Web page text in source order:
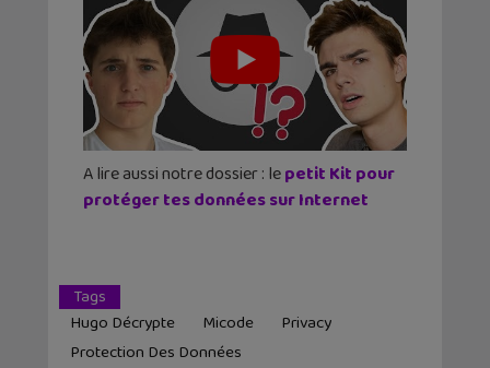
A lire aussi notre dossier : lepetit Kit pour
protéger tes données sur Internet
Tags
Hugo Décrypte
Micode
Privacy
Protection Des Données